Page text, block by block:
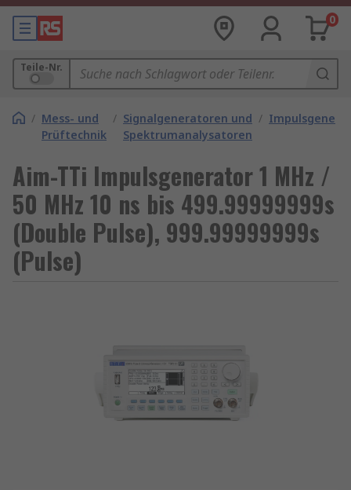
0
Teile-Nr.
/ Mess- und
Prüftechnik
/ Signalgeneratoren und
Spektrumanalysatoren
/
Aim-TTi Impulsgenerator 1 MHz /
50 MHz 10 ns bis 499.99999999s
(Double Pulse), 999.99999999s
(Pulse)